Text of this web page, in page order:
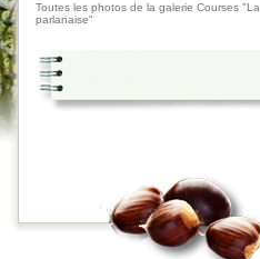
Toutes les photos de la galerie Courses "La
parlanaise"